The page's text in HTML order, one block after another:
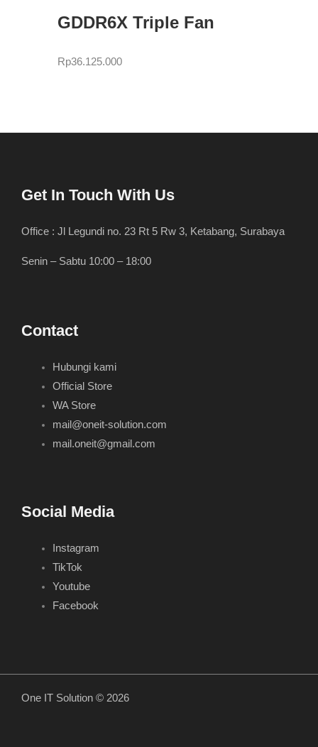
GDDR6X Triple Fan
Rp36.125.000
Get In Touch With Us
Office : Jl Legundi no. 23 Rt 5 Rw 3, Ketabang, Surabaya
Senin – Sabtu 10:00 – 18:00
Contact
Hubungi kami
Official Store
WA Store
mail@oneit-solution.com
mail.oneit@gmail.com
Social Media
Instagram
TikTok
Youtube
Facebook
One IT Solution © 2026